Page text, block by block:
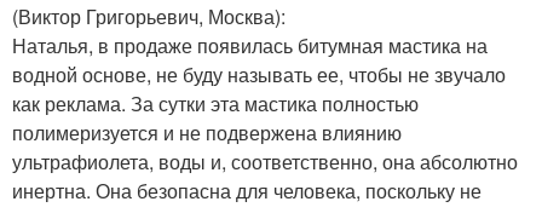
(Виктор Григорьевич, Москва):
Наталья, в продаже появилась битумная мастика на
водной основе, не буду называть ее, чтобы не звучало
как реклама. За сутки эта мастика полностью
полимеризуется и не подвержена влиянию
ультрафиолета, воды и, соответственно, она абсолютно
инертна. Она безопасна для человека, поскольку не